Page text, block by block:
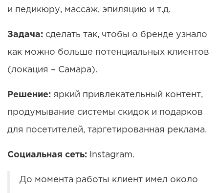
и педикюру, массаж, эпиляцию и т.д.
Задача: сделать так, чтобы о бренде узнало
как можно больше потенциальных клиентов
(локация – Самара).
Решение: яркий привлекательный контент,
продумывание системы скидок и подарков
для посетителей, таргетированная реклама.
Социальная сеть: Instagram.
До момента работы клиент имел около